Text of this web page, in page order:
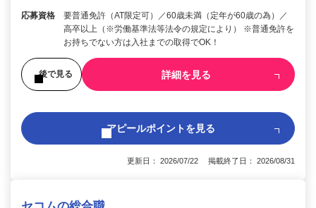
応募資格
要普通免許（AT限定可）／60歳未満（定年が60歳の為）／
高卒以上（※労働基準法等法令の規定により） ※普通免許を
お持ちでない方は入社までの取得でOK！
後で見る 詳細を見る
アピールポイントを見る
更新日： 2026/07/22 掲載終了日： 2026/08/31